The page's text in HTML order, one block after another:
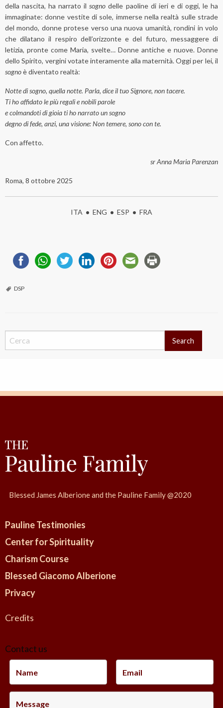
della nascita, ha narrato ilsogno delle paoline di ieri e di oggi, le ha
immaginate: donne vestite di sole, immerse nella realtà sulle strade
del mondo, donne protese verso una nuova umanità, rondini in volo
che dilatano il respiro dell’orizzonte e del futuro, messaggere di
letizia, pronte come Maria, svelte… Donne antiche e nuove. Donne
dello Spirito, vergini votate interamente alla maternità. Oggi per lei, il
sognoè diventato realtà:
Notte di sogno, quella notte. Parla, dice il tuo Signore, non tacere.
Ti ho affidato le più regali e nobili parole
e colmandoti di gioia ti ho narrato un sogno
degno di fede, anzi, una visione: Non temere, sono con te.
Con affetto.
sr Anna Maria Parenzan
Roma, 8 ottobre 2025
ITA • ENG • ESP • FRA
DSP
Search
Blessed James Alberione and the Pauline Family @2020
Pauline Testimonies
Center for Spirituality
Charism Course
Blessed Giacomo Alberione
Privacy
Credits
Contact us